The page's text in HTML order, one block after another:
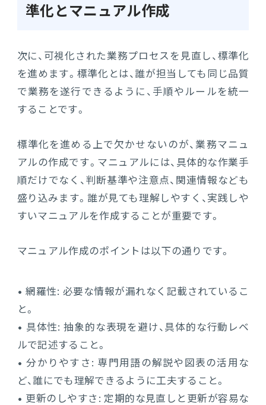
準化とマニュアル作成
次に、可視化された業務プロセスを見直し、標準化
を進めます。標準化とは、誰が担当しても同じ品質
で業務を遂行できるように、手順やルールを統一
することです。
標準化を進める上で欠かせないのが、業務マニュ
アルの作成です。マニュアルには、具体的な作業手
順だけでなく、判断基準や注意点、関連情報なども
盛り込みます。誰が見ても理解しやすく、実践しや
すいマニュアルを作成することが重要です。
マニュアル作成のポイントは以下の通りです。
• 網羅性: 必要な情報が漏れなく記載されているこ
と。
• 具体性: 抽象的な表現を避け、具体的な行動レベ
ルで記述すること。
• 分かりやすさ: 専門用語の解説や図表の活用な
ど、誰にでも理解できるように工夫すること。
• 更新のしやすさ: 定期的な見直しと更新が容易な